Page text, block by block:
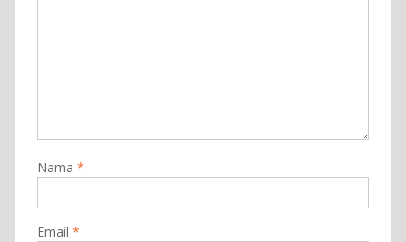
Nama *
Email *